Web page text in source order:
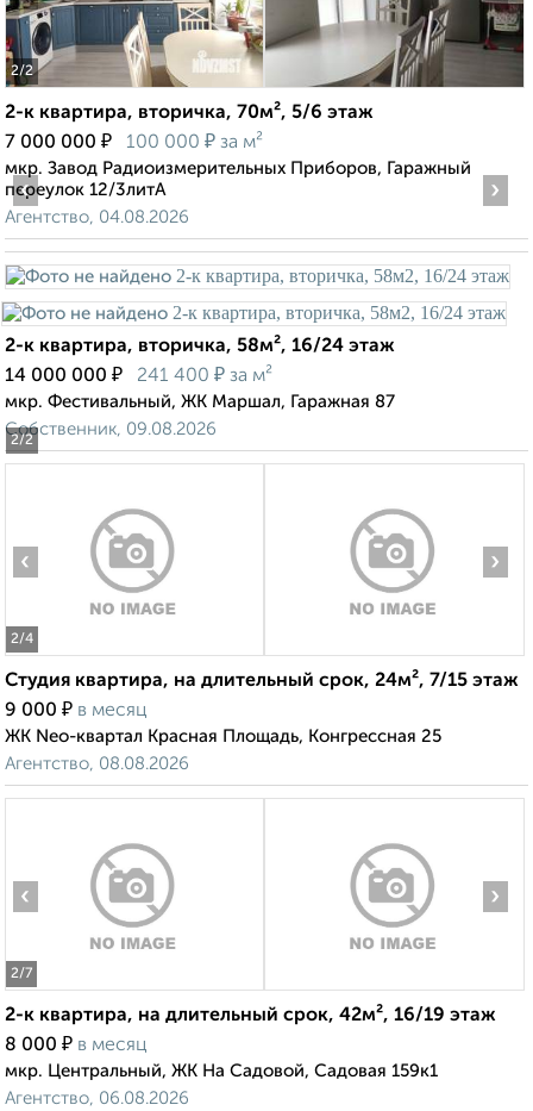
2/2
2-к квартира, вторичка, 70м², 5/6 этаж
7 000 000 ₽ 100 000 ₽ за м²
мкр. Завод Радиоизмерительных Приборов, Гаражный
переулок 12/3литА
Агентство, 04.08.2026
2/2
‹ ›
2-к квартира, вторичка, 58м², 16/24 этаж
14 000 000 ₽ 241 400 ₽ за м²
мкр. Фестивальный, ЖК Маршал, Гаражная 87
Собственник, 09.08.2026
2/4
‹ ›
Студия квартира, на длительный срок, 24м², 7/15 этаж
9 000 ₽ в месяц
ЖК Neo-квартал Красная Площадь, Конгрессная 25
Агентство, 08.08.2026
2/7
‹ ›
2-к квартира, на длительный срок, 42м², 16/19 этаж
8 000 ₽ в месяц
мкр. Центральный, ЖК На Садовой, Садовая 159к1
Агентство, 06.08.2026